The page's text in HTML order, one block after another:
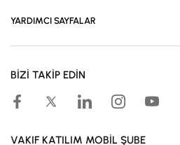
YARDIMCI SAYFALAR
Kampanyalar
Hesaplama Araçları
BİZİ TAKİP EDİN
VAKIF KATILIM MOBİL ŞUBE